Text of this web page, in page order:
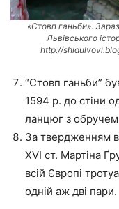
«Стовп ганьби».
Львівського
http://
“Стовп ганьби”
1594 р. до стіни
ланцюг з
За твердженням
ХVІ ст. Мартіна
всій Європі
одній аж дві пари.